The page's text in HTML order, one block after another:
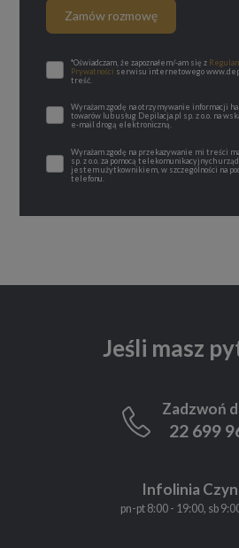
Zamów rozmowę
*Oświadczam, że zapoznałem/-am się z
Prywatności serwisu internetowego
treść.
Wyrażam zgodę na otrzymywanie informacji
towarów lub usług Depilacja.pl sp. z o.o. na
e-mail drogą elektroniczną.
Wyrażam zgodę na przekazywanie mi treści
sp. z o.o. za pomocą telekomunikacyjnych
jestem użytkownikiem, w szczególności na
telefonu.
Jeśli masz
Zadzwoń
22 699
Infolinia
pn-pt 8:00 - 19:00, sb